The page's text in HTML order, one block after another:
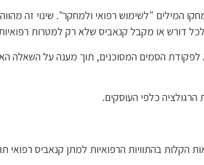
נמחקו המילים "לשימוש רפואי ולמחקר". שינוי
דורש או מקבל קנאביס שלא רק למטרות
יישום מדיניות זו, יידרש המחוקק לתת דעתו להוראת סע' 38א לפקודת הסמים
הרגולציה כלפי העוסקים.
בהתוויות הרפואיות למתן קנאביס